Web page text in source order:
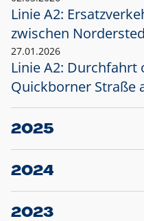
Linie A2:
zwischen
27.01.2026
Linie A2: Durchfahrt
Quickborner Straße
2025
23.12.2025
Projekt S5: Start der
2024
10.12.2024
Großprojekt S5:
2023